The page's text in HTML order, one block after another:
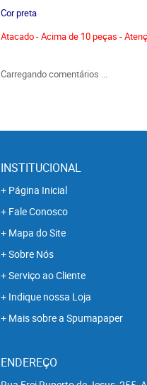
Cor preta
Atacado - Acima de 10 peças -
Carregando comentários ...
INSTITUCIONAL
Página Inicial
Fale Conosco
Mapa do Site
Sobre Nós
Serviço ao Cliente
Indique nossa Loja
Mais sobre a Spumapaper
ENDEREÇO